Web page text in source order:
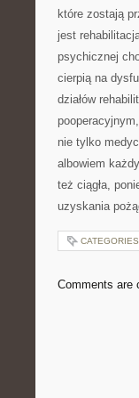
które zostają
jest
psychicznej
cierpią na
działów
nie tylko
albowiem
też ciągła,
uzyskania
Comments are